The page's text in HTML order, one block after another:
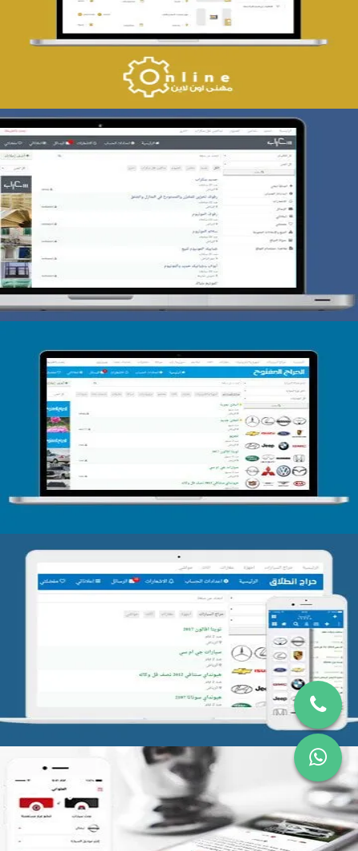
التفاصيل
تصميم حراج سكراب
التفاصيل
تصميم الحراج الدولى
تصميم موقع حراج
تطبيق العلواني للتشليح